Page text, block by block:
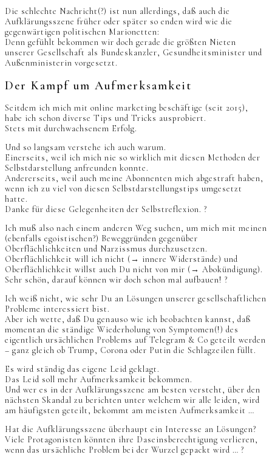
Die schlechte Nachricht(?) ist nun allerdings, daß auch die
Aufklärungsszene früher oder später so enden wird wie die
gegenwärtigen politischen Marionetten:
Denn gefühlt bekommen wir doch gerade die größten Nieten
unserer Gesellschaft als Bundeskanzler, Gesundheitsminister und
Außenministerin vorgesetzt.
Der Kampf um Aufmerksamkeit
Seitdem ich mich mit online marketing beschäftige (seit 2015),
habe ich schon diverse Tips und Tricks ausprobiert.
Stets mit durchwachsenem Erfolg.
Und so langsam verstehe ich auch warum.
Einerseits, weil ich mich nie so wirklich mit diesen Methoden der
Selbstdarstellung anfreunden konnte.
Andererseits, weil auch meine Abonnenten mich abgestraft haben,
wenn ich zu viel von diesen Selbstdarstellungstips umgesetzt
hatte.
Danke für diese Gelegenheiten der Selbstreflexion. ?
Ich muß also nach einem anderen Weg suchen, um mich mit meinen
(ebenfalls egoistischen?) Beweggründen gegenüber
Oberflächlichkeiten und Narzissmus durchzusetzen.
Oberflächlichkeit will ich nicht (→ innere Widerstände) und
Oberflächlichkeit willst auch Du nicht von mir (→ Abokündigung).
Sehr schön, darauf können wir doch schon mal aufbauen! ?
Ich weiß nicht, wie sehr Du an Lösungen unserer gesellschaftlichen
Probleme interessiert bist.
Aber ich wette, daß Du genauso wie ich beobachten kannst, daß
momentan die ständige Wiederholung von Symptomen(!) des
eigentlich ursächlichen Problems auf Telegram & Co geteilt werden
– ganz gleich ob Trump, Corona oder Putin die Schlagzeilen füllt.
Es wird ständig das eigene Leid geklagt.
Das Leid soll mehr Aufmerksamkeit bekommen.
Und wer es in der Aufklärungsszene am besten versteht, über den
nächsten Skandal zu berichten unter welchem wir alle leiden, wird
am häufigsten geteilt, bekommt am meisten Aufmerksamkeit …
Hat die Aufklärungsszene überhaupt ein Interesse an Lösungen?
Viele Protagonisten könnten ihre Daseinsberechtigung verlieren,
wenn das ursächliche Problem bei der Wurzel gepackt wird … ?